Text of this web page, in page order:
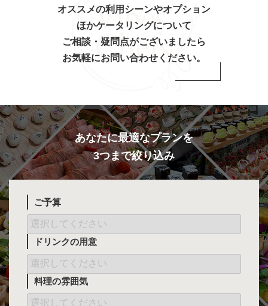
オススメの利用シーンやオプション
ほかケータリングについて
ご相談・疑問点がございましたら
お気軽にお問い合わせください。
あなたに最適なプランを
3つまで絞り込み
ご予算
ドリンクの用意
料理の雰囲気